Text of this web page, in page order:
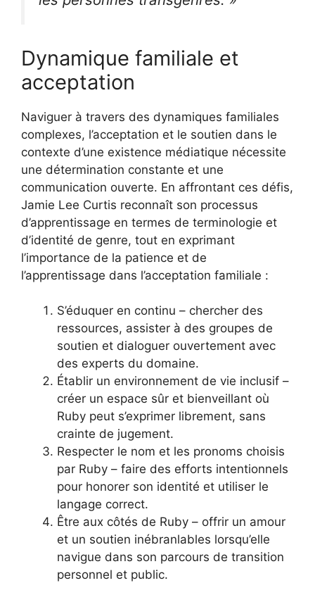
Dynamique familiale et
acceptation
Naviguer à travers des dynamiques familiales
complexes, l’acceptation et le soutien dans le
contexte d’une existence médiatique nécessite
une détermination constante et une
communication ouverte. En affrontant ces défis,
Jamie Lee Curtis reconnaît son processus
d’apprentissage en termes de terminologie et
d’identité de genre, tout en exprimant
l’importance de la patience et de
l’apprentissage dans l’acceptation familiale :
S’éduquer en continu – chercher des
ressources, assister à des groupes de
soutien et dialoguer ouvertement avec
des experts du domaine.
Établir un environnement de vie inclusif –
créer un espace sûr et bienveillant où
Ruby peut s’exprimer librement, sans
crainte de jugement.
Respecter le nom et les pronoms choisis
par Ruby – faire des efforts intentionnels
pour honorer son identité et utiliser le
langage correct.
Être aux côtés de Ruby – offrir un amour
et un soutien inébranlables lorsqu’elle
navigue dans son parcours de transition
personnel et public.